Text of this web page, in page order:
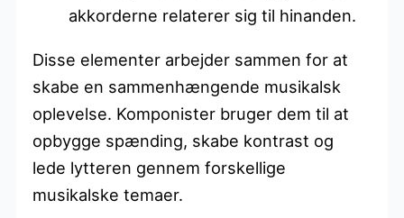
akkorderne relaterer sig til hinanden.
Disse elementer arbejder sammen for at
skabe en sammenhængende musikalsk
oplevelse. Komponister bruger dem til at
opbygge spænding, skabe kontrast og
lede lytteren gennem forskellige
musikalske temaer.